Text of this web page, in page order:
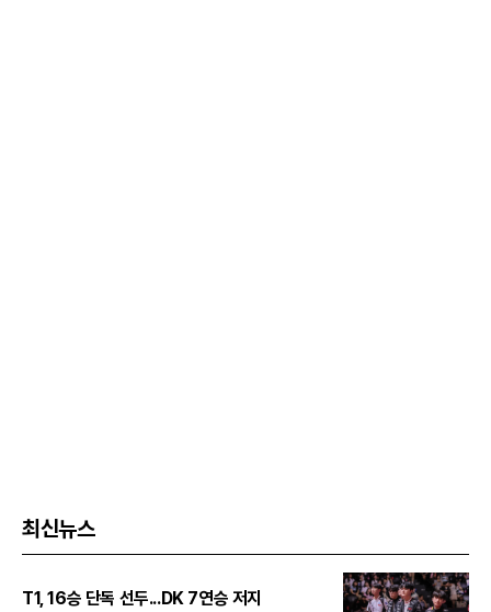
최신뉴스
T1, 16승 단독 선두...DK 7연승 저지